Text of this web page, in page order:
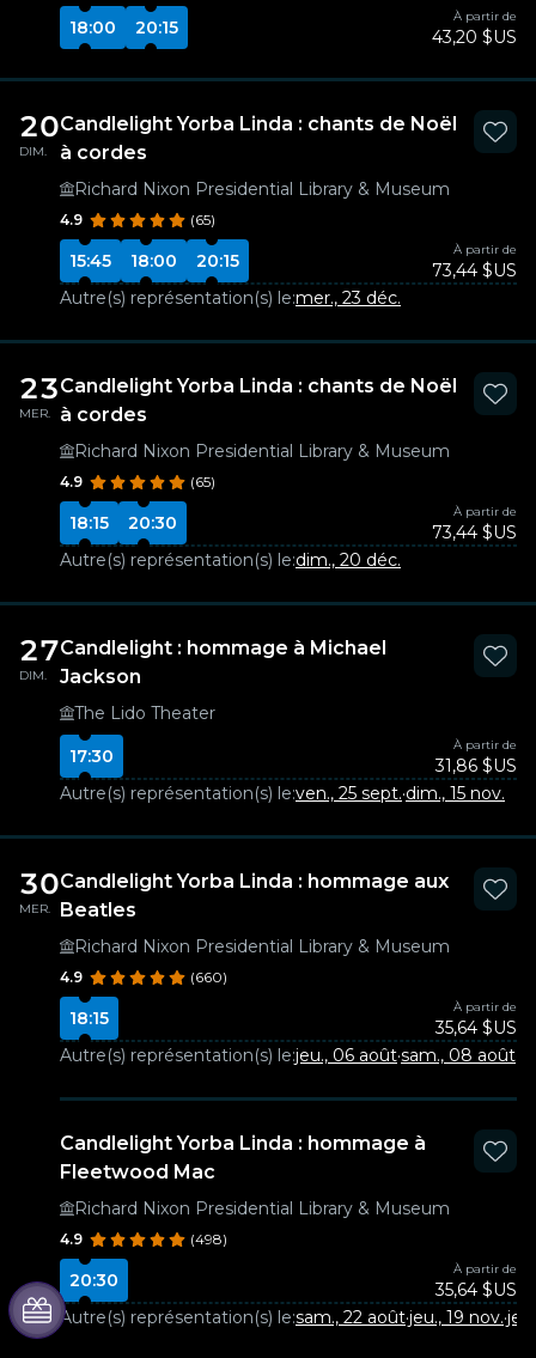
18:00
20:15
À partir de
43,20 $US
20
DIM.
Candlelight Yorba Linda : chants de Noël
à cordes
Richard Nixon Presidential Library & Museum
4.9 (65)
15:45 18:00 20:15
À partir de
73,44 $US
Autre(s) représentation(s) le:mer., 23 déc.
23
MER.
Candlelight Yorba Linda : chants de Noël
à cordes
Richard Nixon Presidential Library & Museum
4.9 (65)
18:15 20:30
À partir de
73,44 $US
Autre(s) représentation(s) le:dim., 20 déc.
27
DIM.
Candlelight : hommage à Michael
Jackson
The Lido Theater
17:30
À partir de
31,86 $US
Autre(s) représentation(s) le:ven., 25 sept.·dim., 15 nov.
30
MER.
Candlelight Yorba Linda : hommage aux
Beatles
Richard Nixon Presidential Library & Museum
4.9 (660)
18:15
À partir de
35,64 $US
Autre(s) représentation(s) le:jeu., 06 août·sam., 08 août
Candlelight Yorba Linda : hommage à
Fleetwood Mac
Richard Nixon Presidential Library & Museum
4.9 (498)
20:30
À partir de
35,64 $US
Autre(s) représentation(s) le:sam., 22 août·jeu., 19 nov.·